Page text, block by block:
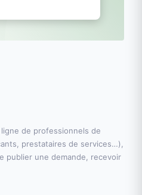
de professionnels de
prestataires de services…),
publier une demande, recevoir